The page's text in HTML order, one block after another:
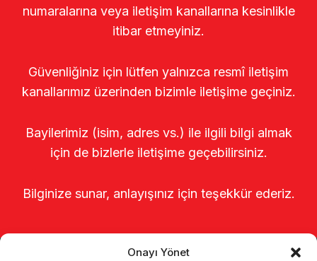
Onayı Yönet
numaralarına veya iletişim kanallarına kesinlikle
itibar etmeyiniz.
Güvenliğiniz için lütfen yalnızca resmî iletişim
kanallarımız üzerinden bizimle iletişime geçiniz.
Bayilerimiz (isim, adres vs.) ile ilgili bilgi almak
için de bizlerle iletişime geçebilirsiniz.
Bilginize sunar, anlayışınız için teşekkür ederiz.